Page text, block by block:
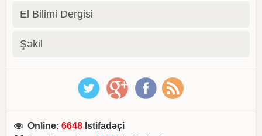
El Bilimi Dergisi
Şəkil
Online:6648 Istifadəçi